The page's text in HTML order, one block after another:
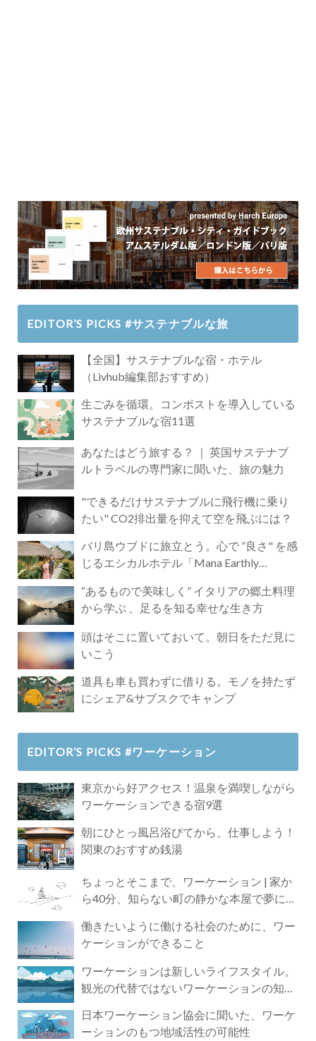
EDITOR’S PICKS #サステナブルな旅
【全国】サステナブルな宿・ホテル
（Livhub編集部おすすめ）
生ごみを循環。コンポストを導入している
サステナブルな宿11選
あなたはどう旅する？ ｜ 英国サステナブ
ルトラベルの専門家に聞いた、旅の魅力
"できるだけサステナブルに飛行機に乗り
たい" CO2排出量を抑えて空を飛ぶには？
バリ島ウブドに旅立とう。心で ”良さ" を感
じるエシカルホテル「Mana Earthly
“あるもので美味しく” イタリアの郷土料理
から学ぶ 、足るを知る幸せな生き方
頭はそこに置いておいて。朝日をただ見に
いこう
道具も車も買わずに借りる。モノを持たず
にシェア&サブスクでキャンプ
EDITOR’S PICKS #ワーケーション
東京から好アクセス！温泉を満喫しながら
ワーケーションできる宿9選
朝にひとっ風呂浴びてから、仕事しよう！
関東のおすすめ銭湯
ちょっとそこまで、ワーケーション | 家か
ら40分、知らない町の静かな本屋で夢に近
働きたいように働ける社会のために、ワー
ケーションができること
ワーケーションは新しいライフスタイル。
観光の代替ではないワーケーションの知ら
日本ワーケーション協会に聞いた、ワーケ
ーションのもつ地域活性の可能性